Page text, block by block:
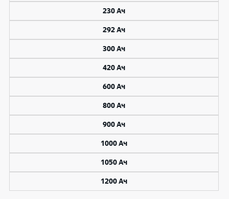
230 Ач
292 Ач
300 Ач
420 Ач
600 Ач
800 Ач
900 Ач
1000 Ач
1050 Ач
1200 Ач